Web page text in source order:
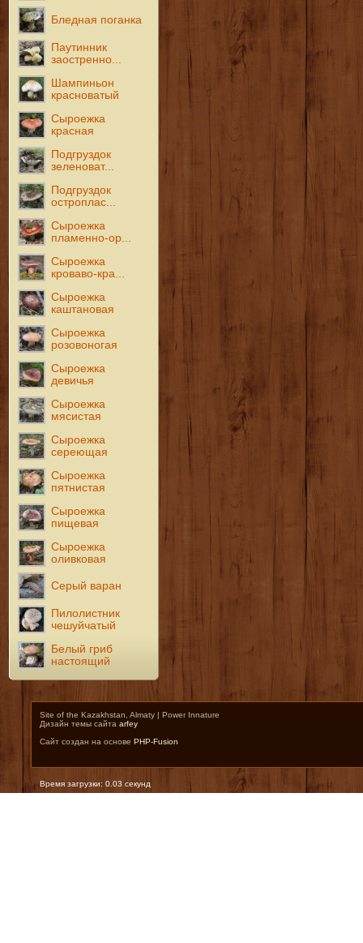
Бледная поганка
Паутинник
заостренно...
Шампиньон
красноватый
Сыроежка
красная
Подгруздок
зеленоват...
Подгруздок
остроплас...
Сыроежка
пламенно-ор...
Сыроежка
кроваво-кра...
Сыроежка
каштановая
Сыроежка
розовоногая
Сыроежка
девичья
Сыроежка
мясистая
Сыроежка
сереющая
Сыроежка
пятнистая
Сыроежка
пищевая
Сыроежка
оливковая
Серый варан
Пилолистник
чешуйчатый
Белый гриб
настоящий
Site of the Kazakhstan, Almaty | Power Innature
Дизайн темы сайта arfey
Сайт создан на основе PHP-Fusion
Время загрузки: 0.03 секунд